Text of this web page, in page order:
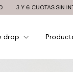
SIN INTERÉS 15%
drop